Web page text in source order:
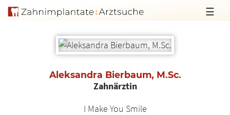
☰
Aleksandra Bierbaum, M.Sc.
Zahnärztin
I Make You Smile